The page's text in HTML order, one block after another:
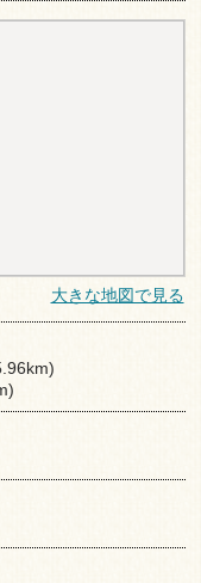
大きな地図で見る